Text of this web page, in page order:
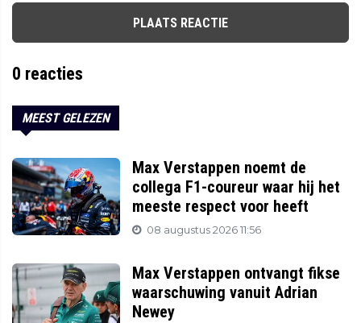
PLAATS REACTIE
0 reacties
MEEST GELEZEN
Max Verstappen noemt de
collega F1-coureur waar hij het
meeste respect voor heeft
08 augustus 2026 11:56
Max Verstappen ontvangt fikse
waarschuwing vanuit Adrian
Newey